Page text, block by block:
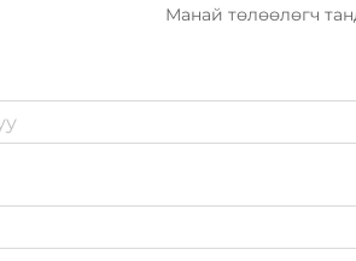
Манай төлөөлөгч